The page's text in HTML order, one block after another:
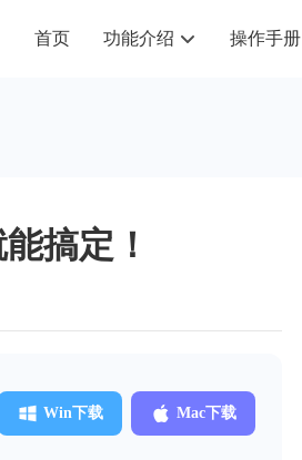
首页 功能介绍 操作手册
搞定！
Win下载 Mac下载